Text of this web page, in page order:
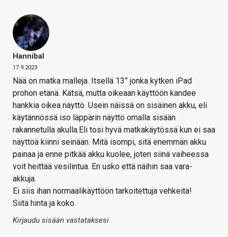
Hannibal
17.9.2023
Nää on matka malleja. Itsellä 13” jonka kytken iPad
prohon etänä. Kätsä, mutta oikeaan käyttöön kandee
hankkia oikea näyttö. Usein näissä on sisäinen akku, eli
käytännössä iso läppärin näyttö omalla sisään
rakannetulla akulla.Eli tosi hyvä matkakäytössä kun ei saa
näyttöä kiinni seinään. Mitä isompi, sitä enemmän akku
painaa ja enne pitkää akku kuolee, joten siinä vaiheessa
voit heittää vesilintua. En usko että näihin saa vara-
akkuja.
Ei siis ihan normaalikäyttöön tarkoitettuja vehkeitä!
Siitä hinta ja koko.
Kirjaudu sisään vastataksesi